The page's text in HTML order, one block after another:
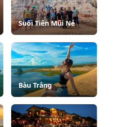
Suối Tiên Mũi Né
Bàu Trắng